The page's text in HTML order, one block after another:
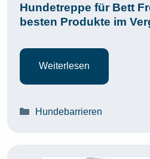
Hundetreppe für Bett
besten Produkte im
Weiterlesen
Kategorien
Hundebarrieren